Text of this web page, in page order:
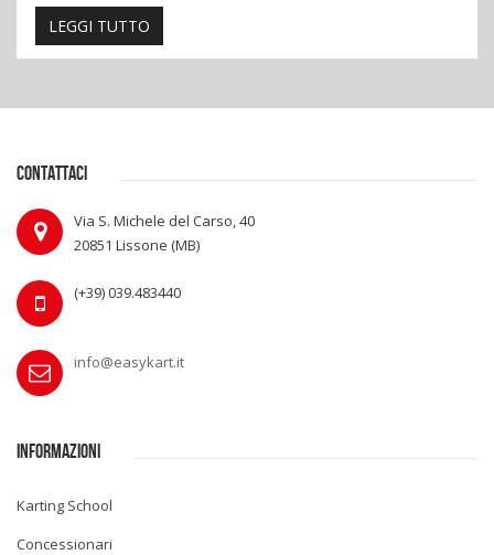
LEGGI TUTTO
CONTATTACI
Via S. Michele del Carso, 40
20851 Lissone (MB)
(+39) 039.483440
info@easykart.it
INFORMAZIONI
Karting School
Concessionari